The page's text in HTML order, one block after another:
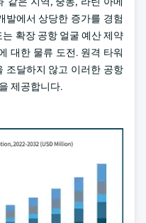
발에서 상당한 증가를 경험
확장 공항 얼굴 예산 제약
대한 물류 도전. 원격 타워
조달하지 않고 이러한 공항
제공합니다.